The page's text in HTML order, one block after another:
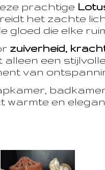
prachtige
het zachte
die elke
zuiverheid,
een
van
warmte en